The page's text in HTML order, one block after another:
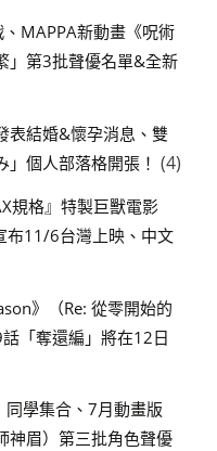
MAPPA新動畫《呪術
」第3批聲優名單&全新
表結婚&懷孕消息、雙
個人部落格開張！ (4)
規格』特製巨獸電影
布11/6台灣上映、中文
》（Re: 從零開始的
「奪還編」將在12日
學集合、7月動畫版
神眉）第三批角色聲優